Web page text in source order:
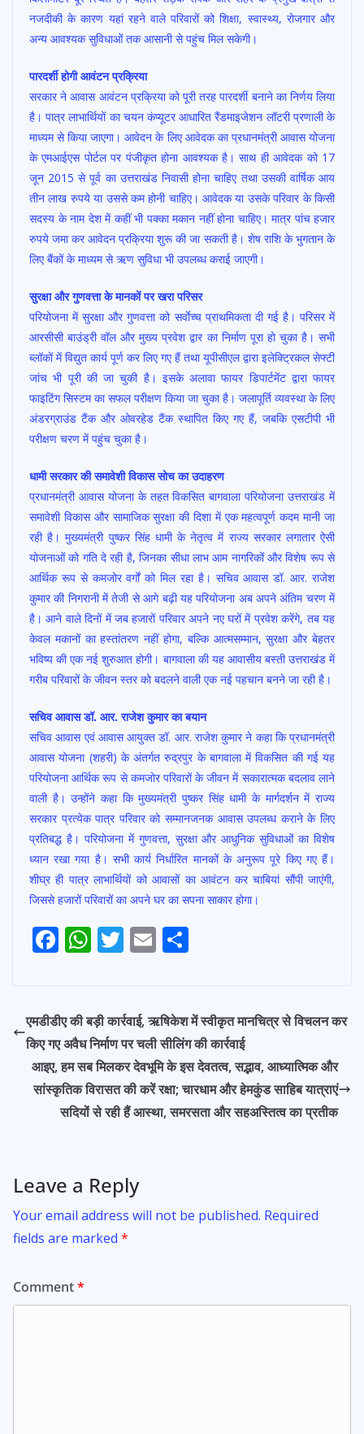
नजदीकी के कारण यहां रहने वाले परिवारों को शिक्षा, स्वास्थ्य, रोजगार और
अन्य आवश्यक सुविधाओं तक आसानी से पहुंच मिल सकेगी।
पारदर्शी होगी आवंटन प्रक्रिया
सरकार ने आवास आवंटन प्रक्रिया को पूरी तरह पारदर्शी बनाने का निर्णय लिया
है। पात्र लाभार्थियों का चयन कंप्यूटर आधारित रैंडमाइजेशन लॉटरी प्रणाली के
माध्यम से किया जाएगा। आवेदन के लिए आवेदक का प्रधानमंत्री आवास योजना
के एमआईएस पोर्टल पर पंजीकृत होना आवश्यक है। साथ ही आवेदक को 17
जून 2015 से पूर्व का उत्तराखंड निवासी होना चाहिए तथा उसकी वार्षिक आय
तीन लाख रुपये या उससे कम होनी चाहिए। आवेदक या उसके परिवार के किसी
सदस्य के नाम देश में कहीं भी पक्का मकान नहीं होना चाहिए। मात्र पांच हजार
रुपये जमा कर आवेदन प्रक्रिया शुरू की जा सकती है। शेष राशि के भुगतान के
लिए बैंकों के माध्यम से ऋण सुविधा भी उपलब्ध कराई जाएगी।
सुरक्षा और गुणवत्ता के मानकों पर खरा परिसर
परियोजना में सुरक्षा और गुणवत्ता को सर्वाेच्च प्राथमिकता दी गई है। परिसर में
आरसीसी बाउंड्री वॉल और मुख्य प्रवेश द्वार का निर्माण पूरा हो चुका है। सभी
ब्लॉकों में विद्युत कार्य पूर्ण कर लिए गए हैं तथा यूपीसीएल द्वारा इलेक्ट्रिकल सेफ्टी
जांच भी पूरी की जा चुकी है। इसके अलावा फायर डिपार्टमेंट द्वारा फायर
फाइटिंग सिस्टम का सफल परीक्षण किया जा चुका है। जलापूर्ति व्यवस्था के लिए
अंडरग्राउंड टैंक और ओवरहेड टैंक स्थापित किए गए हैं, जबकि एसटीपी भी
परीक्षण चरण में पहुंच चुका है।
धामी सरकार की समावेशी विकास सोच का उदाहरण
प्रधानमंत्री आवास योजना के तहत विकसित बागवाला परियोजना उत्तराखंड में
समावेशी विकास और सामाजिक सुरक्षा की दिशा में एक महत्वपूर्ण कदम मानी जा
रही है। मुख्यमंत्री पुष्कर सिंह धामी के नेतृत्व में राज्य सरकार लगातार ऐसी
योजनाओं को गति दे रही है, जिनका सीधा लाभ आम नागरिकों और विशेष रूप से
आर्थिक रूप से कमजोर वर्गों को मिल रहा है। सचिव आवास डॉ. आर. राजेश
कुमार की निगरानी में तेजी से आगे बढ़ी यह परियोजना अब अपने अंतिम चरण में
है। आने वाले दिनों में जब हजारों परिवार अपने नए घरों में प्रवेश करेंगे, तब यह
केवल मकानों का हस्तांतरण नहीं होगा, बल्कि आत्मसम्मान, सुरक्षा और बेहतर
भविष्य की एक नई शुरुआत होगी। बागवाला की यह आवासीय बस्ती उत्तराखंड में
गरीब परिवारों के जीवन स्तर को बदलने वाली एक नई पहचान बनने जा रही है।
सचिव आवास डॉ. आर. राजेश कुमार का बयान
सचिव आवास एवं आवास आयुक्त डॉ. आर. राजेश कुमार ने कहा कि प्रधानमंत्री
आवास योजना (शहरी) के अंतर्गत रुद्रपुर के बागवाला में विकसित की गई यह
परियोजना आर्थिक रूप से कमजोर परिवारों के जीवन में सकारात्मक बदलाव लाने
वाली है। उन्होंने कहा कि मुख्यमंत्री पुष्कर सिंह धामी के मार्गदर्शन में राज्य
सरकार प्रत्येक पात्र परिवार को सम्मानजनक आवास उपलब्ध कराने के लिए
प्रतिबद्ध है। परियोजना में गुणवत्ता, सुरक्षा और आधुनिक सुविधाओं का विशेष
ध्यान रखा गया है। सभी कार्य निर्धारित मानकों के अनुरूप पूरे किए गए हैं।
शीघ्र ही पात्र लाभार्थियों को आवासों का आवंटन कर चाबियां सौंपी जाएंगी,
जिससे हजारों परिवारों का अपने घर का सपना साकार होगा।
Post
F
b
o
o
k
W
s
A
p
p
T
er
E
l e
एमडीडीए की बड़ी कार्रवाई, ऋषिकेश में स्वीकृत मानचित्र से विचलन कर
किए गए अवैध निर्माण पर चली सीलिंग की कार्रवाई
आइए, हम सब मिलकर देवभूमि के इस देवतत्व, सद्भाव, आध्यात्मिक और
सांस्कृतिक विरासत की करें रक्षा; चारधाम और हेमकुंड साहिब यात्राएं
सदियों से रही हैं आस्था, समरसता और सहअस्तित्व का प्रतीक
Leave a Reply
Your email address will not be published. Required
fields are marked *
Comment*